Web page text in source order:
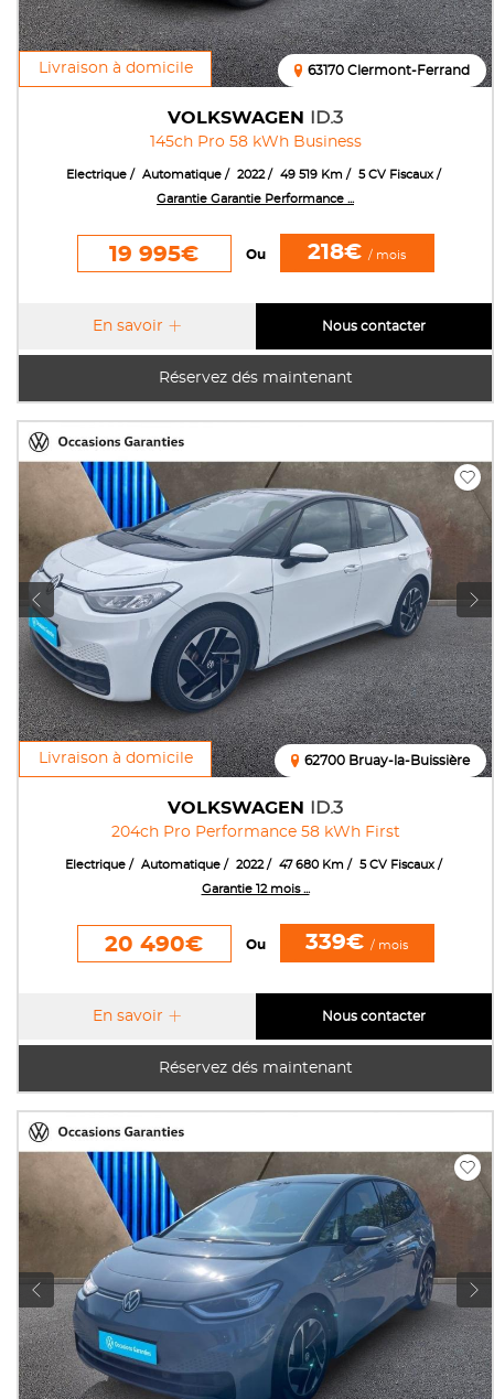
Livraison à domicile
VOLKSWAGEN ID.3
145ch Pro 58 kWh Business
63170 Clermont-Ferrand
Electrique Automatique 2022 49 519 Km
5 CV Fiscaux
Garantie Garantie Performance ...
19 995€ Ou 218€ / mois
Réservez dés maintenant
En savoir Nous contacter
Livraison à domicile
VOLKSWAGEN ID.3
204ch Pro Performance 58 kWh First
62700 Bruay-la-Buissière
Electrique Automatique 2022 47 680 Km
5 CV Fiscaux
Garantie 12 mois ...
20 490€ Ou 339€ / mois
Réservez dés maintenant
En savoir Nous contacter